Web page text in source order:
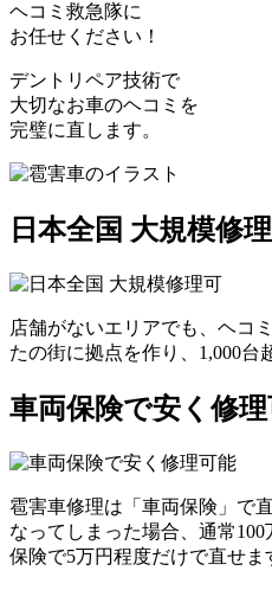
ヘコミ救急隊に
お任せください！
デントリペア技術で
大切なお車のヘコミを
完璧に直します。
日本全国 大規模修
店舗がないエリアでも、ヘコ
たの街に拠点を作り、1,000台
車両保険で安く修
雹害車修理は「車両保険」で
なってしまった場合、通常
保険で5万円程度だけで直せま